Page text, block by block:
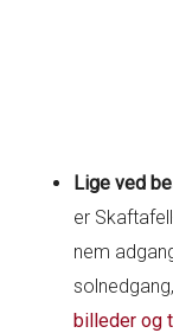
Lige ved
er
nem
billeder og